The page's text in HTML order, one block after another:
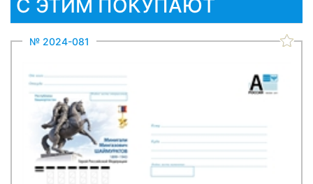
С ЭТИМ ПОКУПАЮТ
№ 2024-081